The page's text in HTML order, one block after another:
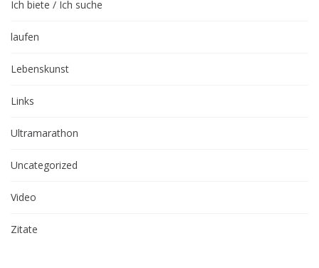
Ich biete / Ich suche
laufen
Lebenskunst
Links
Ultramarathon
Uncategorized
Video
Zitate